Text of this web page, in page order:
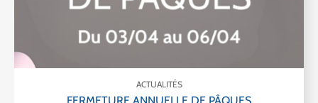
ACTUALITÉS
FERMETURE ANNUELLE DE PÂQUES